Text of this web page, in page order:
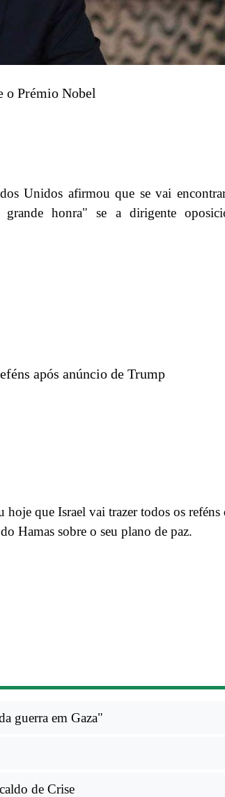
o Prémio Nobel
Unidos afirmou que se vai
honra" se a dirigente
após anúncio de Trump
que Israel vai trazer todos os reféns
Hamas sobre o seu plano de paz.
guerra em Gaza"
de Crise